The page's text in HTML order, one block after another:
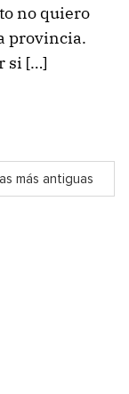
no quiero
provincia.
si […]
más antiguas